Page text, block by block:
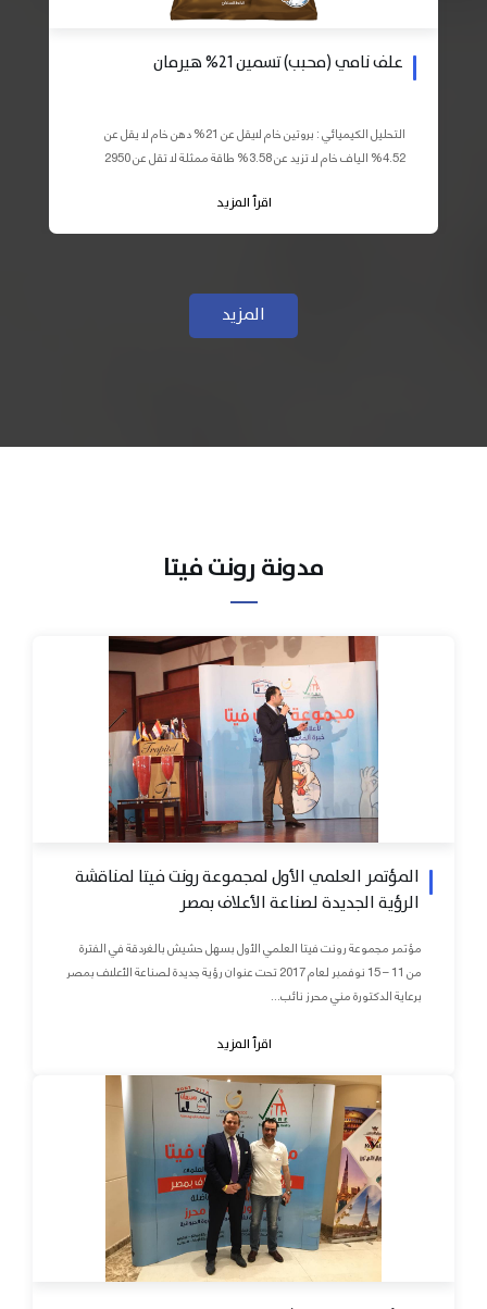
علف نامي (محبب) تسمين 21% هيرمان
التحليل الكيميائي : بروتين خام لايقل عن 21% دهن خام لا يقل عن
4.52% الياف خام لا تزيد عن 3.58% طاقة ممثلة لا تقل عن 2950
اقرأ المزيد
المزيد
مدونة رونت فيتا
المؤتمر العلمي الأول لمجموعة رونت فيتا لمناقشة
الرؤية الجديدة لصناعة الأعلاف بمصر
مؤتمر مجموعة رونت فيتا العلمي الأول بسهل حشيش بالغردقة في الفترة
من 11 – 15 نوفمبر لعام 2017 تحت عنوان رؤية جديدة لصناعة الأعلاف بمصر
برعاية الدكتورة مني محرز نائب...
اقرأ المزيد